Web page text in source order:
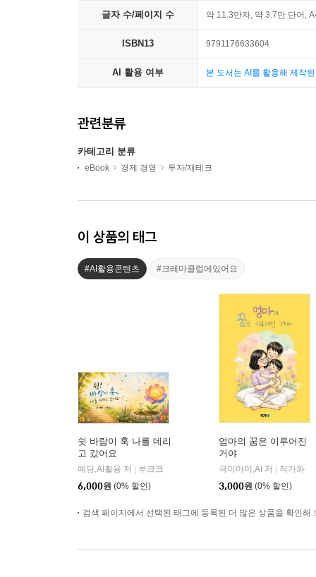
글자 수/페이지 수 약 11.3만자, 약 3.7만 단어,
ISBN13 9791176633604
AI 활용 여부 본 도서는 AI를 활용해 제작
관련분류
카테고리 분류
eBook 경제 경영 투자/재테크
이 상품의 태그
#AI활용콘텐츠 #크레마클럽에있어요
쉿 바람이 훅 나를 데리
고 갔어요
예당,AI활용 저
부크크
6,000원 (0% 할인)
엄마의 꿈은 이루어진
거야
극미마미,AI 저
작가와
3,000원 (0% 할인)
검색 페이지에서 선택된 태그에 등록된 더 많은 상품을 확인해